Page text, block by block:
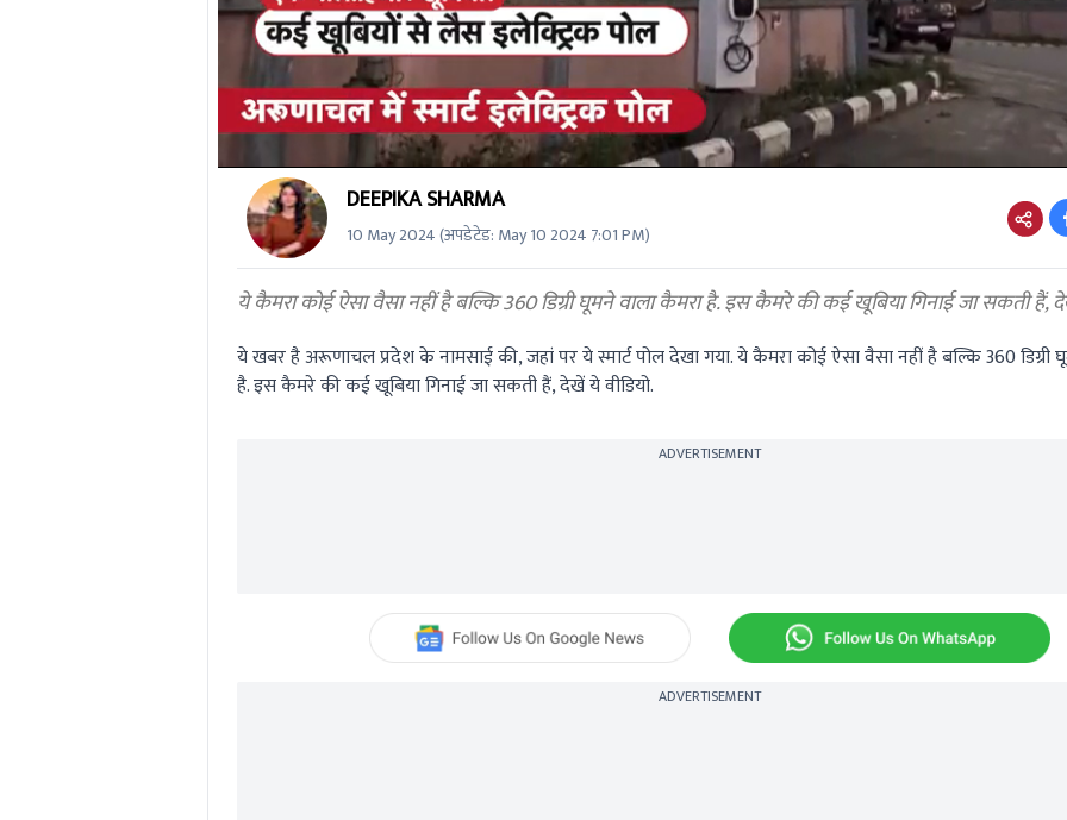
seconds
secondsVolume
0%
DEEPIKA SHARMA
10 May 2024(अपडेटेड: May 10 2024 7:01 PM)
ये कैमरा कोई ऐसा वैसा नहीं है बल्कि 360 डिग्री घूमने वाला कैमरा है. इस कैमरे की कई खूबिया गिनाई जा सकती हैं,
ये खबर है अरूणाचल प्रदेश के नामसाई की, जहां पर ये स्मार्ट पोल देखा गया. ये कैमरा कोई ऐसा वैसा नहीं है बल्कि 360 डिग्री
है. इस कैमरे की कई खूबिया गिनाई जा सकती हैं, देखें ये वीडियो.
ADVERTISEMENT
ADVERTISEMENT